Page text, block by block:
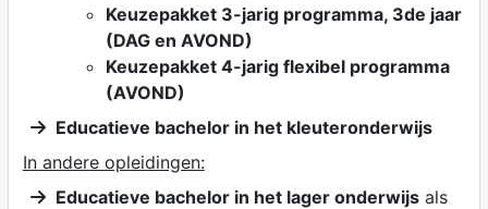
Keuzepakket 3-jarig programma, 3de jaar
(DAG en AVOND)
Keuzepakket 4-jarig flexibel programma
(AVOND)
Educatieve bachelor in het kleuteronderwijs
In andere opleidingen:
Educatieve bachelor in het lager onderwijsals